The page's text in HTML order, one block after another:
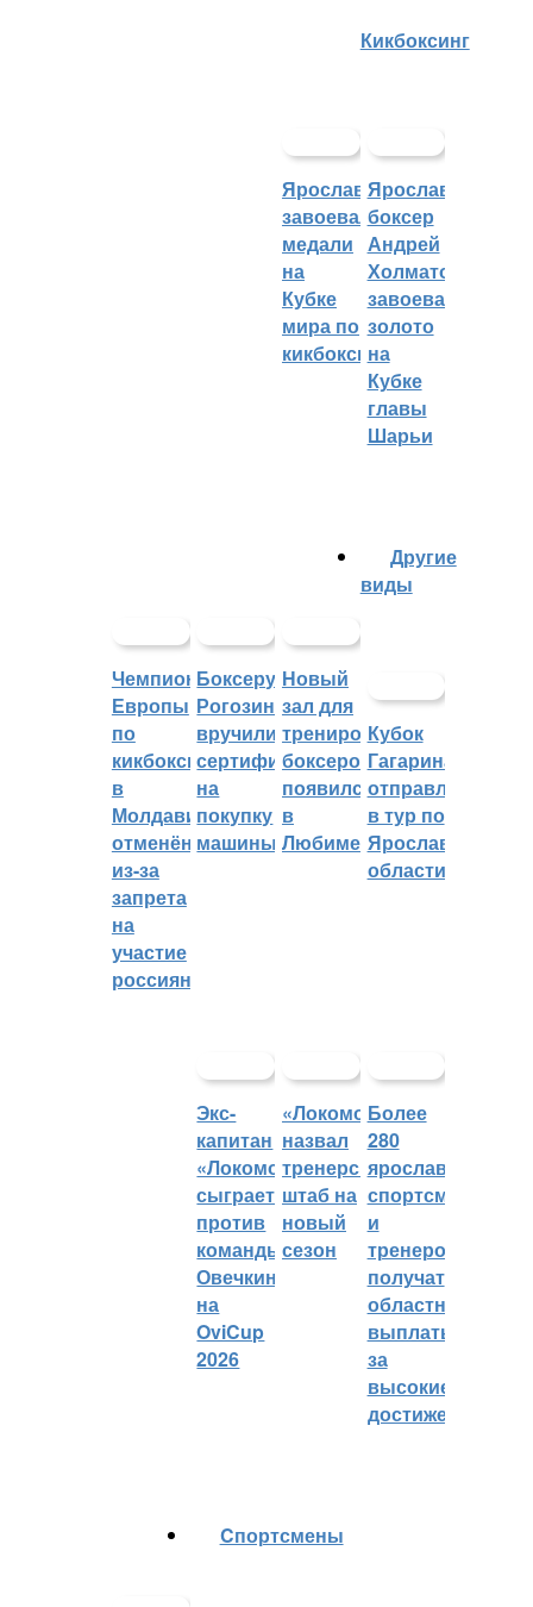
Кикбоксинг
Ярославцы
завоевали
медали
на
Кубке
мира по
кикбоксингу
Ярославский
боксер
Андрей
Холматов
завоевал
золото
на
Кубке
главы
Шарьи
Чемпионат
Европы
по
кикбоксингу
в
Молдавии
отменён
из-за
запрета
на
участие
россиян
Боксеру
Рогозину
вручили
сертификат
на
покупку
машины
Новый
зал для
тренировок
боксеров
появился
в
Любиме
Другие
виды
Кубок
Гагарина
отправляется
в тур по
Ярославской
области
Экс-
капитан
«Локомотива»
сыграет
против
команды
Овечкина
на
OviCup
2026
«Локомотив»
назвал
тренерский
штаб на
новый
сезон
Более
280
ярославских
спортсменов
и
тренеров
получат
областные
выплаты
за
высокие
достижения
Cпортсмены